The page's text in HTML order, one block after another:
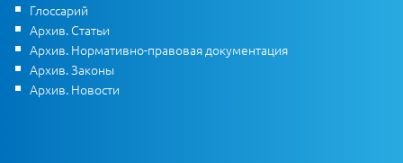
Глоссарий
Архив. Статьи
Архив. Нормативно-правовая документация
Архив. Законы
Архив. Новости